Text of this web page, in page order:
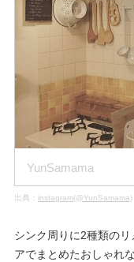
YunSamama
出典： instagram(@YunSamama)
シンク周りに2種類の
アでまとめたおしゃれ